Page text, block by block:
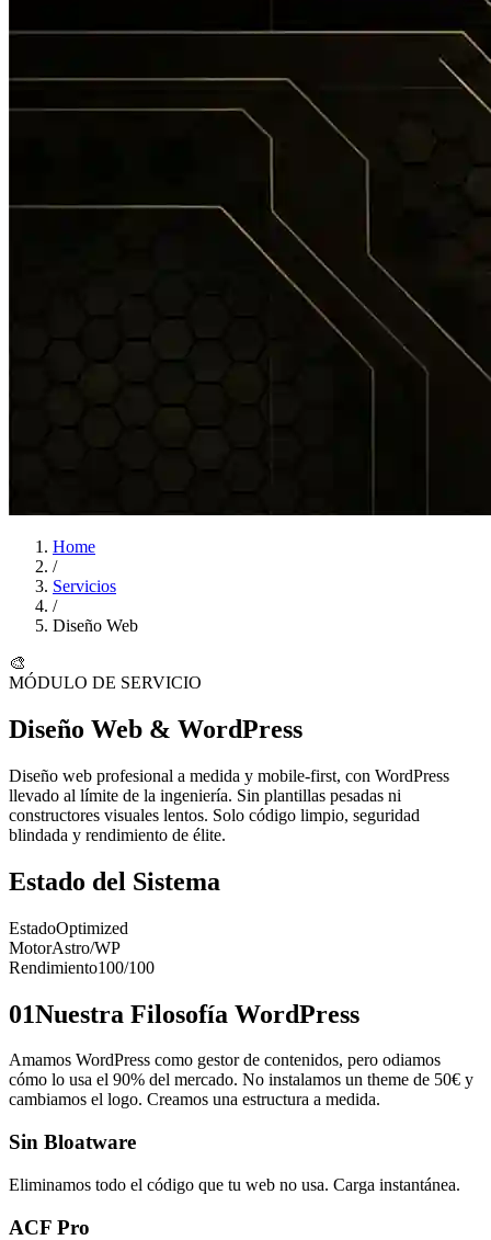
Home
/
Servicios
/
Diseño Web
🎨
MÓDULO DE SERVICIO
Diseño Web & WordPress
Diseño web profesional a medida y mobile-first, con WordPress
llevado al límite de la ingeniería. Sin plantillas pesadas ni
constructores visuales lentos. Solo código limpio, seguridad
blindada y rendimiento de élite.
Estado del Sistema
EstadoOptimized
MotorAstro/WP
Rendimiento100/100
01Nuestra Filosofía WordPress
Amamos WordPress como gestor de contenidos, pero odiamos
cómo lo usa el 90% del mercado. No instalamos un theme de 50€ y
cambiamos el logo. Creamos una estructura a medida.
Sin Bloatware
Eliminamos todo el código que tu web no usa. Carga instantánea.
ACF Pro